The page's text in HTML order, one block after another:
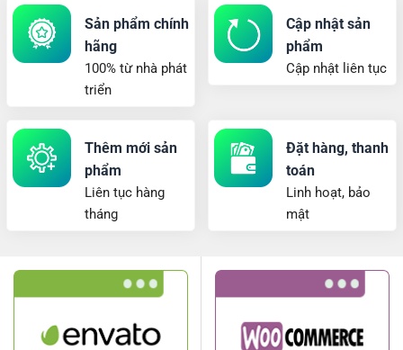
Sản phẩm chính
hãng
100% từ nhà phát
triển
Cập nhật sản
phẩm
Cập nhật liên tục
Thêm mới sản
phẩm
Liên tục hàng
tháng
Đặt hàng, thanh
toán
Linh hoạt, bảo
mật